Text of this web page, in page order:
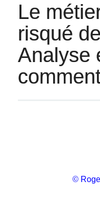
Le
risqué
Analyse
©